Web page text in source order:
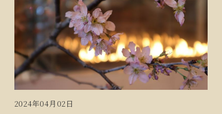
2024年04月02日